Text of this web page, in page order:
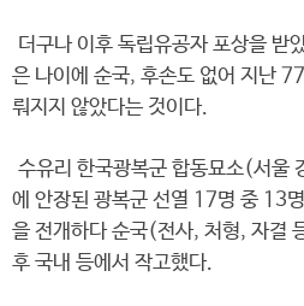
더구나 이후 독립유공자 포상을 받
은 나이에 순국, 후손도 없어 지난
뤄지지 않았다는 것이다.
수유리 한국광복군 합동묘소(서
에 안장된 광복군 선열 17명 중 13
을 전개하다 순국(전사, 처형, 자결
후 국내 등에서 작고했다.